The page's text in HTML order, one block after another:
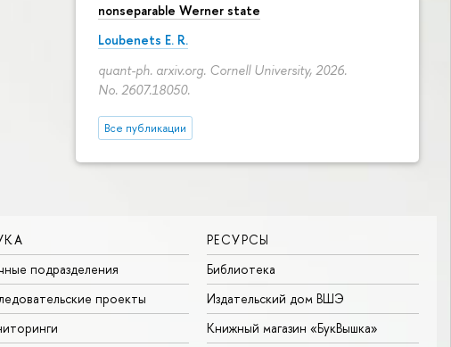
nonseparable Werner state
Loubenets E. R.
quant-ph. arxiv.org. Cornell University, 2026.
No. 2607.18050.
Все публикации
подразделения
проекты
РЕСУРСЫ
Библиотека
Издательский дом ВШЭ
Книжный магазин «БукВышка»